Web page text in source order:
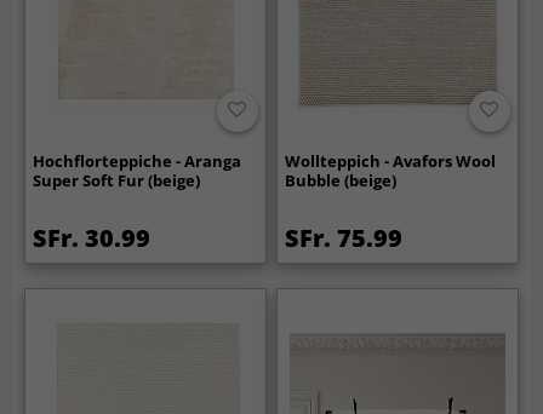
Hochflorteppiche - Aranga
Super Soft Fur (beige)
SFr. 30.99
Wollteppich - Avafors Wool
Bubble (beige)
SFr. 75.99